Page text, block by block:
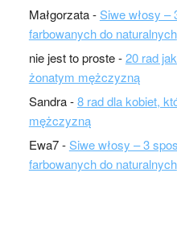
Małgorzata-Siwe włosy –
farbowanych do naturalnych
nie jest to proste-20 rad
żonatym mężczyzną
Sandra-8 rad dla kobiet,
mężczyzną
Ewa7-Siwe włosy – 3
farbowanych do naturalnych